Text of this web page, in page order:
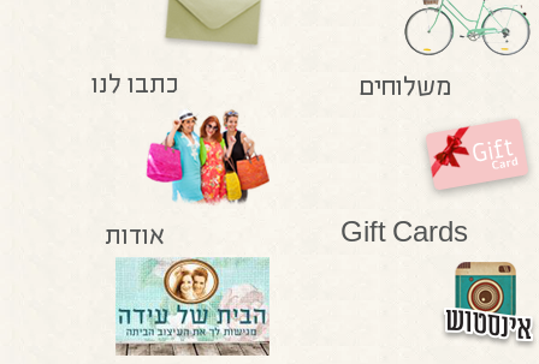
משלוחים כתבו לנו
Gift Cards אודות